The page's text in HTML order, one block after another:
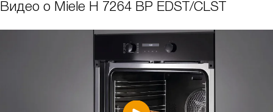
Видео о Miele H 7264 BP EDST/CLST